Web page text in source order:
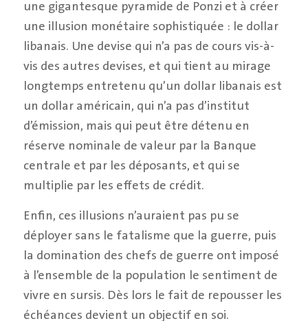
une gigantesque pyramide de Ponzi et à créer
une illusion monétaire sophistiquée : le dollar
libanais. Une devise qui n’a pas de cours vis-à-
vis des autres devises, et qui tient au mirage
longtemps entretenu qu’un dollar libanais est
un dollar américain, qui n’a pas d’institut
d’émission, mais qui peut être détenu en
réserve nominale de valeur par la Banque
centrale et par les déposants, et qui se
multiplie par les effets de crédit.
Enfin, ces illusions n’auraient pas pu se
déployer sans le fatalisme que la guerre, puis
la domination des chefs de guerre ont imposé
à l’ensemble de la population le sentiment de
vivre en sursis. Dès lors le fait de repousser les
échéances devient un objectif en soi.